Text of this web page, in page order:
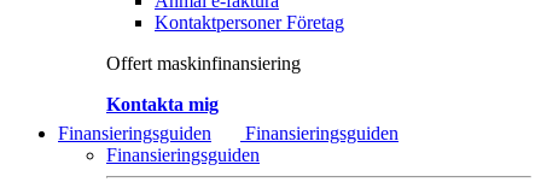
Kontaktpersoner Företag
Offert maskinfinansiering
Kontakta mig
Finansieringsguiden
Finansieringsguiden
Finansieringsguiden